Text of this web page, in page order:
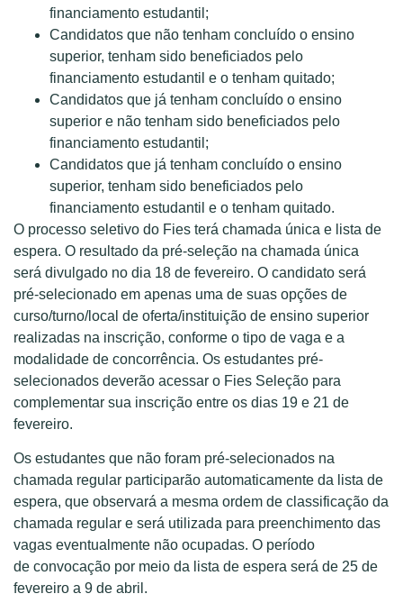
financiamento estudantil;
Candidatos que não tenham concluído o ensino
superior, tenham sido beneficiados pelo
financiamento estudantil e o tenham quitado;
Candidatos que já tenham concluído o ensino
superior e não tenham sido beneficiados pelo
financiamento estudantil;
Candidatos que já tenham concluído o ensino
superior, tenham sido beneficiados pelo
financiamento estudantil e o tenham quitado.
O processo seletivo do Fies terá chamada única e lista de
espera. O resultado da pré-seleção na chamada única
será divulgado no dia 18 de fevereiro. O candidato será
pré-selecionado em apenas uma de suas opções de
curso/turno/local de oferta/instituição de ensino superior
realizadas na inscrição, conforme o tipo de vaga e a
modalidade de concorrência. Os estudantes pré-
selecionados deverão acessar o Fies Seleção para
complementar sua inscrição entre os dias 19 e 21 de
fevereiro.
Os estudantes que não foram pré-selecionados na
chamada regular participarão automaticamente da lista de
espera, que observará a mesma ordem de classificação da
chamada regular e será utilizada para preenchimento das
vagas eventualmente não ocupadas. O período
de convocação por meio da lista de espera será de 25 de
fevereiro a 9 de abril.